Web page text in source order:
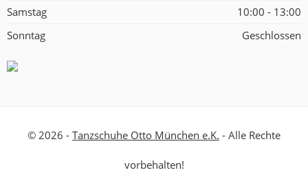
Samstag
10:00 - 13:00
Sonntag
Geschlossen
© 2026 - Tanzschuhe Otto München e.K. - Alle Rechte
vorbehalten!